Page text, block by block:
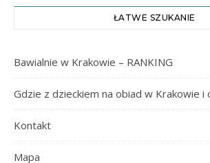
ŁATWE SZUKANIE
Bawialnie w Krakowie – RANKING
Gdzie z dzieckiem na obiad w Krakowie i
Kontakt
Mapa